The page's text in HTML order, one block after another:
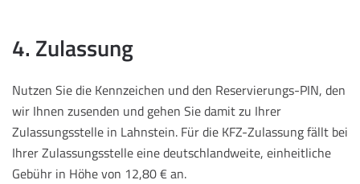
4. Zulassung
Nutzen Sie die Kennzeichen und den Reservierungs-PIN, den
wir Ihnen zusenden und gehen Sie damit zu Ihrer
Zulassungsstelle in Lahnstein. Für die KFZ-Zulassung fällt bei
Ihrer Zulassungsstelle eine deutschlandweite, einheitliche
Gebühr in Höhe von 12,80 € an.